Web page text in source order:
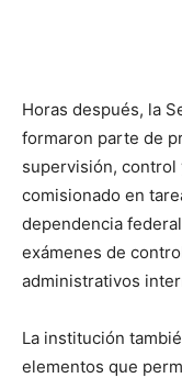
Horas después, la
formaron parte de
supervisión, control
comisionado en
dependencia
exámenes de
administrativos
La institución
elementos que